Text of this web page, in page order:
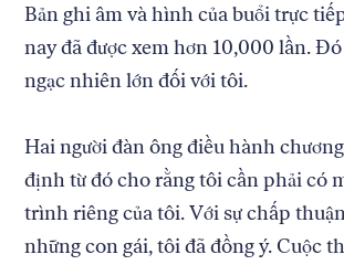
Bản ghi âm và hình của buổi trực
nay đã được xem hơn 10,000 lần.
ngạc nhiên lớn đối với tôi.
Hai người đàn ông điều hành
định từ đó cho rằng tôi cần phải có
trình riêng của tôi. Với sự chấp
những con gái, tôi đã đồng ý. Cuộc